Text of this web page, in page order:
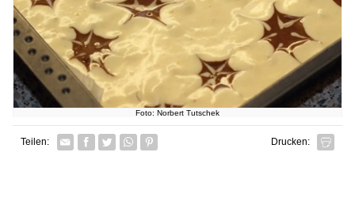
Foto: Norbert Tutschek
Teilen: Facebook
TwitterWhatsapp senden
Pin it Drucken: